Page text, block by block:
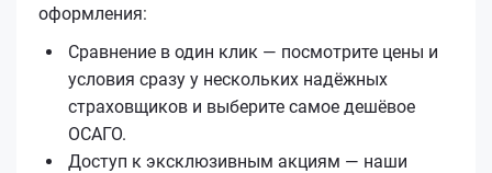
оформления:
Сравнение в один клик — посмотрите цены и
условия сразу у нескольких надёжных
страховщиков и выберите самое дешёвое
ОСАГО.
Доступ к эксклюзивным акциям — наши